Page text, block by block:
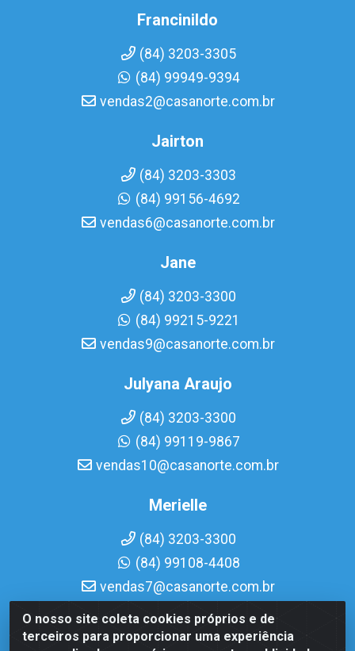
O nosso site coleta cookies próprios e de
terceiros para proporcionar uma experiência
Francinildo
(84) 3203-3305
(84) 99949-9394
vendas2@casanorte.com.br
Jairton
(84) 3203-3303
(84) 99156-4692
vendas6@casanorte.com.br
Jane
(84) 3203-3300
(84) 99215-9221
vendas9@casanorte.com.br
Julyana Araujo
(84) 3203-3300
(84) 99119-9867
vendas10@casanorte.com.br
Merielle
(84) 3203-3300
(84) 99108-4408
vendas7@casanorte.com.br
Casa Norte LTDA - Av. Interventor Mário Câmara, 1815 -
Dix-Sept Rosado, Natal/RN - CEP 59054-600 - CNPJ